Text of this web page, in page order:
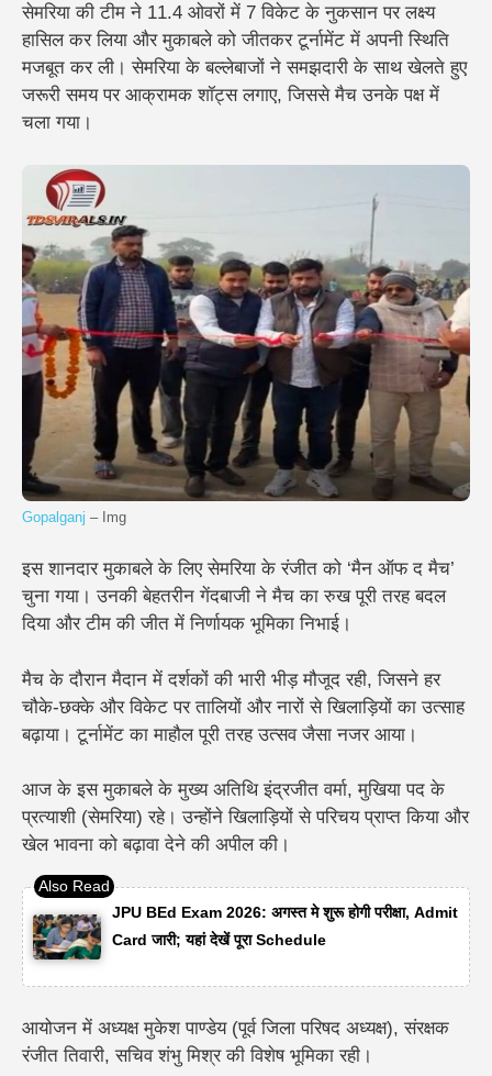
सेमरिया की टीम ने 11.4 ओवरों में 7 विकेट के नुकसान पर लक्ष्य
हासिल कर लिया और मुकाबले को जीतकर टूर्नामेंट में अपनी स्थिति
मजबूत कर ली। सेमरिया के बल्लेबाजों ने समझदारी के साथ खेलते हुए
जरूरी समय पर आक्रामक शॉट्स लगाए, जिससे मैच उनके पक्ष में
चला गया।
Gopalganj – Img
इस शानदार मुकाबले के लिए सेमरिया के रंजीत को ‘मैन ऑफ द मैच’
चुना गया। उनकी बेहतरीन गेंदबाजी ने मैच का रुख पूरी तरह बदल
दिया और टीम की जीत में निर्णायक भूमिका निभाई।
मैच के दौरान मैदान में दर्शकों की भारी भीड़ मौजूद रही, जिसने हर
चौके-छक्के और विकेट पर तालियों और नारों से खिलाड़ियों का उत्साह
बढ़ाया। टूर्नामेंट का माहौल पूरी तरह उत्सव जैसा नजर आया।
आज के इस मुकाबले के मुख्य अतिथि इंद्रजीत वर्मा, मुखिया पद के
प्रत्याशी (सेमरिया) रहे। उन्होंने खिलाड़ियों से परिचय प्राप्त किया और
खेल भावना को बढ़ावा देने की अपील की।
JPU BEd Exam 2026: अगस्त मे शुरू होगी परीक्षा, Admit
Card जारी; यहां देखें पूरा Schedule
आयोजन में अध्यक्ष मुकेश पाण्डेय (पूर्व जिला परिषद अध्यक्ष), संरक्षक
रंजीत तिवारी, सचिव शंभु मिश्र की विशेष भूमिका रही।